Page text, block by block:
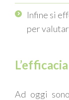
Infine si
per
Ad oggi sono